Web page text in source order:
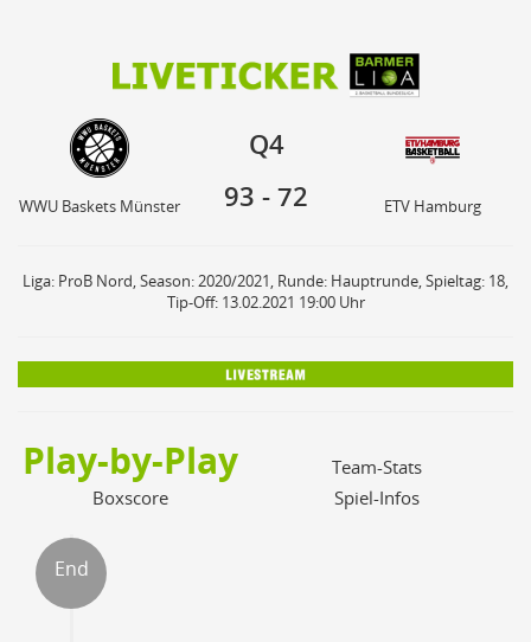
WWU Baskets Münster ETV Hamburg
Q4
93 - 72
WWU Baskets Münster ETV Hamburg
Liga: ProB Nord, Season: 2020/2021, Runde: Hauptrunde, Spieltag: 18,
Tip-Off: 13.02.2021 19:00 Uhr
Play-by-Play
Team-Stats
Boxscore
Spiel-Infos
End